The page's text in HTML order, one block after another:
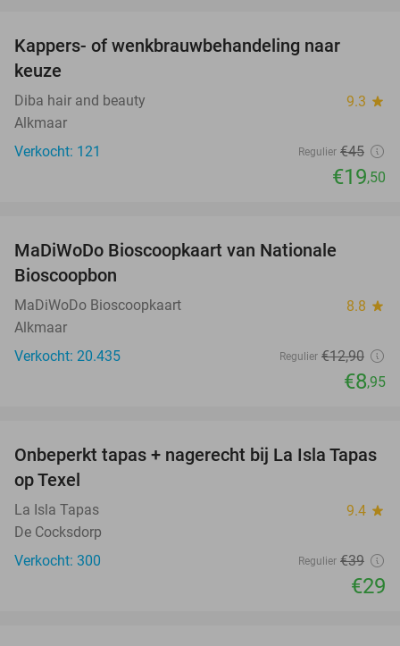
Kappers- of wenkbrauwbehandeling naar
keuze
Diba hair and beauty 9.3 star
Alkmaar
Verkocht: 121
Regulier €45
€19,50
MaDiWoDo Bioscoopkaart van Nationale
Bioscoopbon
MaDiWoDo Bioscoopkaart 8.8 star
Alkmaar
Verkocht: 20.435
Regulier €12,90
€8,95
26%
Onbeperkt tapas + nagerecht bij La Isla Tapas
op Texel
La Isla Tapas 9.4 star
De Cocksdorp
Verkocht: 300
Regulier €39
€29